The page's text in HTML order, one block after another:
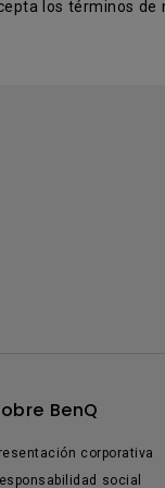
los términos de
BenQ
corporativa
social